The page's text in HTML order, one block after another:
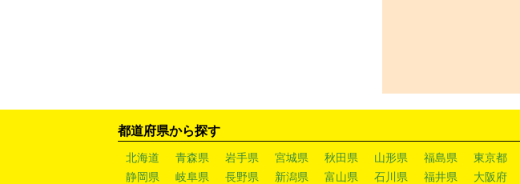
都道府県から探す
北海道 青森県 岩手県 宮城県 秋田県 山形県 福島県 東京都
静岡県
岐阜県 長野県 新潟県 富山県 石川県 福井県 大阪府